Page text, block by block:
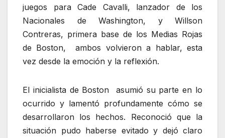
juegos para Cade Cavalli, lanzador de los
Nacionales de Washington, y Willson
Contreras, primera base de los Medias Rojas
de Boston, ambos volvieron a hablar, esta
vez desde la emoción y la reflexión.
El inicialista de Boston asumió su parte en lo
ocurrido y lamentó profundamente cómo se
desarrollaron los hechos. Reconoció que la
situación pudo haberse evitado y dejó claro